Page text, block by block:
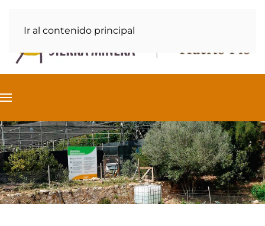
Ir al contenido principal